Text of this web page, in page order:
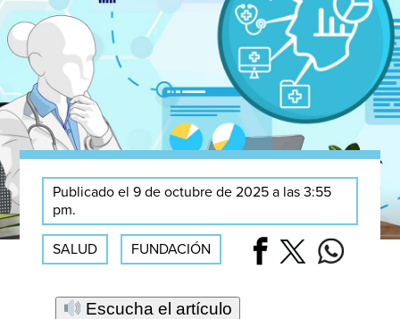
Publicado el 9 de octubre de 2025 a las 3:55
pm.
SALUD FUNDACIÓN
Escucha el artículo